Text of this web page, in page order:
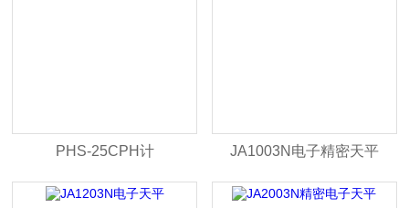
PHS-25CPH计 JA1003N电子精密天平